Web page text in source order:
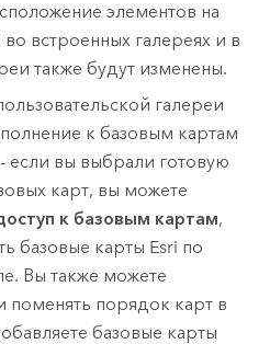
элементов на
встроенных галереях и в
также будут изменены.
галереи
к базовым картам
если вы выбрали готовую
карт, вы можете
к базовым картам,
базовые карты Esri по
Вы также можете
поменять порядок карт в
базовые карты